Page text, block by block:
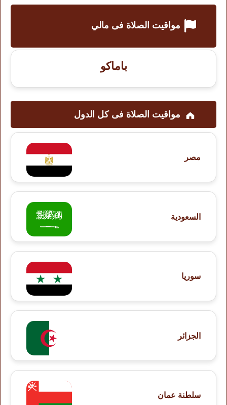
مواقيت الصلاة فى مالي
باماكو
مواقيت الصلاة فى کل الدول
مصر
السعودية
سوريا
الجزائر
سلطنة عمان